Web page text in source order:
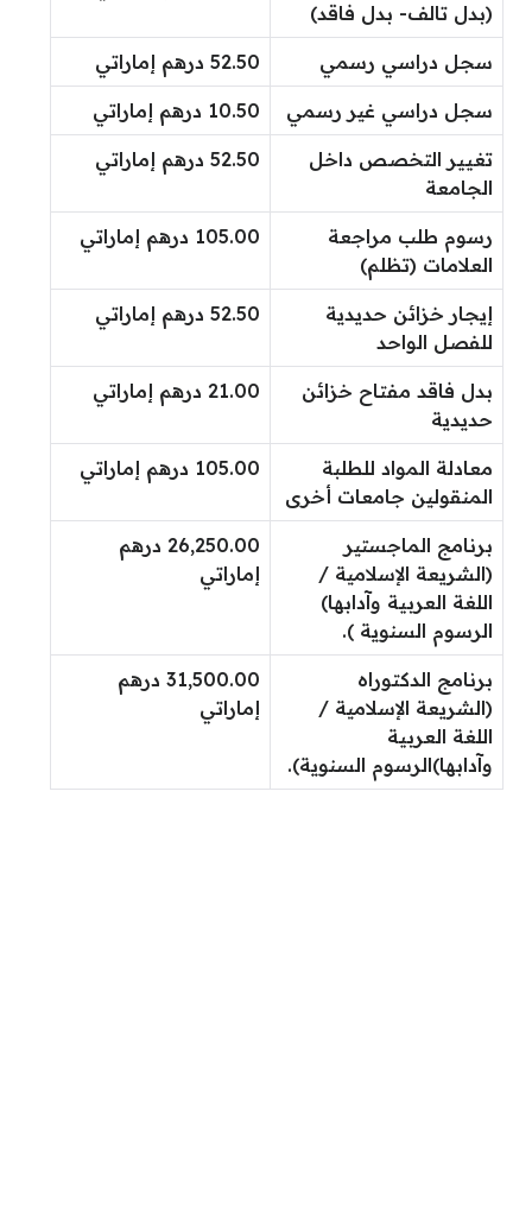
(بدل تالف- بدل فاقد)
سجل دراسي رسمي 52.50 درهم إماراتي
سجل دراسي غير رسمي 10.50 درهم إماراتي
تغيير التخصص داخل
الجامعة
52.50 درهم إماراتي
رسوم طلب مراجعة
العلامات (تظلم)
105.00 درهم إماراتي
إيجار خزائن حديدية
للفصل الواحد
52.50 درهم إماراتي
بدل فاقد مفتاح خزائن
حديدية
21.00 درهم إماراتي
معادلة المواد للطلبة
المنقولين جامعات أخرى
105.00 درهم إماراتي
برنامج الماجستير
(الشريعة الإسلامية /
اللغة العربية وآدابها)
الرسوم السنوية ).
26,250.00 درهم
إماراتي
برنامج الدكتوراه
(الشريعة الإسلامية /
اللغة العربية
وآدابها)الرسوم السنوية).
31,500.00 درهم
إماراتي